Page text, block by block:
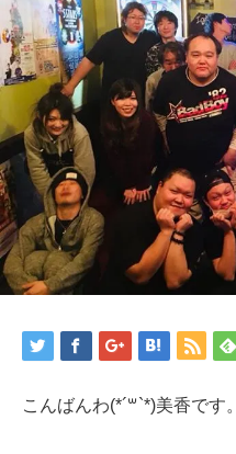
こんばんわ(*´꒳`*)美香です。